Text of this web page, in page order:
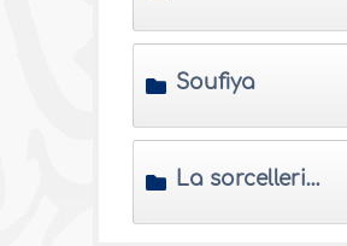
Soufiya
La sorcellerie, les djinns et l'envie